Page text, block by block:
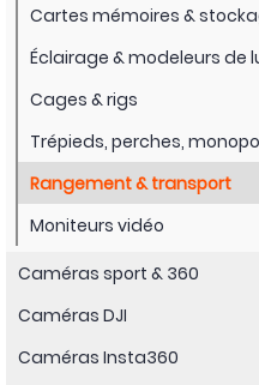
Cartes mémoires &
Éclairage & modeleurs de
Cages & rigs
Trépieds, perches,
Rangement & transport
Moniteurs vidéo
Caméras sport & 360
Caméras DJI
Caméras Insta360